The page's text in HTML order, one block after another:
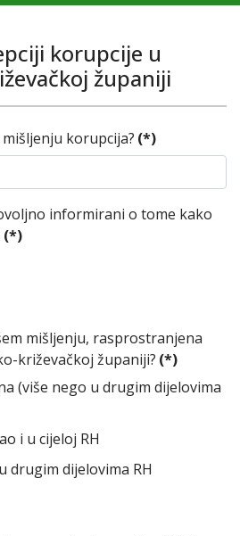
korupcije u
županiji
korupcija? (*)
informirani o tome kako
(*)
mišljenju, rasprostranjena
križevačkoj županiji? (*)
(više nego u drugim dijelovima
i u cijeloj RH
drugim dijelovima RH